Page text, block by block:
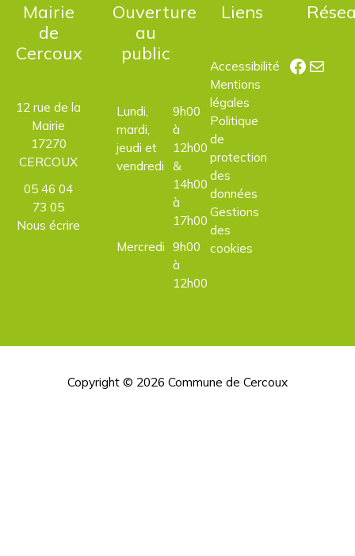
Mairie
de
Cercoux
12 rue de la
Mairie
17270
CERCOUX
05 46 04
73 05
Nous écrire
Ouverture
au
public
Lundi,
mardi,
jeudi et
vendredi
9h00
à
12h00
&
14h00
à
17h00
Mercredi 9h00
à
12h00
Liens
Accessibilité
Mentions
légales
Politique
de
protection
des
données
Gestions
des
cookies
E-mail
Copyright © 2026 Commune de Cercoux